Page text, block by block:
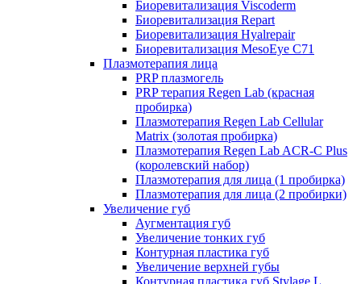
Биоревитализация Viscoderm
Биоревитализация Repart
Биоревитализация Hyalrepair
Биоревитализация MesoEye C71
Плазмотерапия лица
PRP плазмогель
PRP терапия Regen Lab (красная
пробирка)
Плазмотерапия Regen Lab Cellular
Matrix (золотая пробирка)
Плазмотерапия Regen Lab ACR-C Plus
(королевский набор)
Плазмотерапия для лица (1 пробирка)
Плазмотерапия для лица (2 пробирки)
Увеличение губ
Аугментация губ
Увеличение тонких губ
Контурная пластика губ
Увеличение верхней губы
Контурная пластика губ Stylage L